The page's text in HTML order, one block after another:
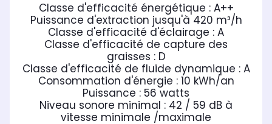
Classe d'efficacité énergétique : A++
Puissance d'extraction jusqu'à 420 m³/h
Classe d'efficacité d'éclairage : A
Classe d'efficacité de capture des
graisses : D
Classe d'efficacité de fluide dynamique : A
Consommation d'énergie : 10 kWh/an
Puissance : 56 watts
Niveau sonore minimal : 42 / 59 dB à
vitesse minimale /maximale